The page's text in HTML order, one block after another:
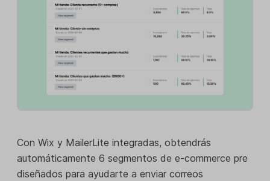
Con Wix y MailerLite integradas, obtendrás
automáticamente 6 segmentos de e-commerce pre
diseñados para ayudarte a enviar correos